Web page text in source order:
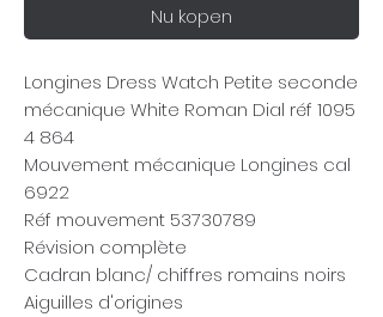
Nu kopen
Longines Dress Watch Petite seconde
mécanique White Roman Dial réf 1095
4 864
Mouvement mécanique Longines cal
6922
Réf mouvement 53730789
Révision complète
Cadran blanc/ chiffres romains noirs
Aiguilles d'origines